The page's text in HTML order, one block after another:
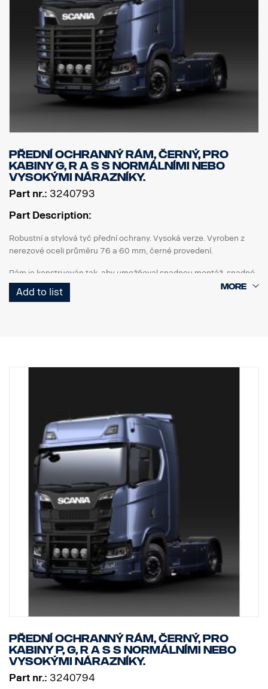
Přední ochranný rám, černý, pro
kabiny G, R a S s normálními nebo
vysokými nárazníky.
Part nr.: 3240793
Part Description:
Robustní a stylová tyč přední ochrany. Vysoká verze. Vyroben z
nerezové oceli průměru 76 a 60 mm, černé provedení.
Rám je konstruován tak, aby umožňoval snadnou montáž, snadné
sklopení a přístup/použití originální tažné tyče, protože spodní
koncové trubky lze snadno demontovat bez použití nářadí.
svazek ve spodní části.
nejlepší možné světlé výšky, ale je vhodný také pro 40mm
vysunuté nárazníky.
Pro kabiny P doporučujeme nízkou verzi, p/n 3240794.
NEHODÍ se pro nízké nebo vysunuté ocelové nárazníky „XT“.
Součástí dodávky jsou nástroje pro montáž, držák loga, 8 ks
držáků svítidel a montážní instrukce.
( Světla nejsou součástí dodávky )
Add to list
Přední ochranný rám, černý, pro
kabiny P, G, R a S s normálními nebo
vysokými nárazníky.
Part nr.: 3240794